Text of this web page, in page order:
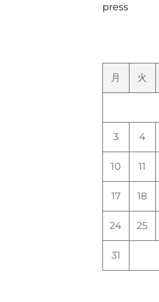
press
月 火
3 4
10 11
17 18
24 25
31